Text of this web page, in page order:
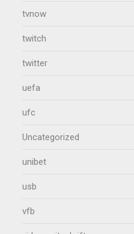
tvnow
twitch
twitter
uefa
ufc
Uncategorized
unibet
usb
vfb